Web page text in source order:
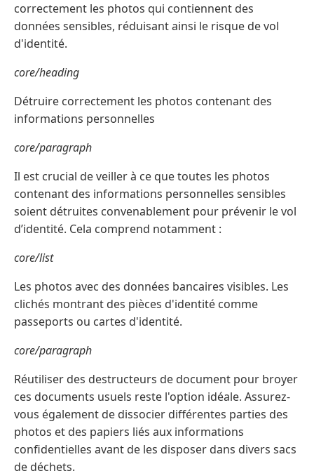
correctement les photos qui contiennent des
données sensibles, réduisant ainsi le risque de vol
d'identité.
core/heading
Détruire correctement les photos contenant des
informations personnelles
core/paragraph
Il est crucial de veiller à ce que toutes les photos
contenant des informations personnelles sensibles
soient détruites convenablement pour prévenir le vol
d’identité. Cela comprend notamment :
core/list
Les photos avec des données bancaires visibles. Les
clichés montrant des pièces d'identité comme
passeports ou cartes d'identité.
core/paragraph
Réutiliser des destructeurs de document pour broyer
ces documents usuels reste l'option idéale. Assurez-
vous également de dissocier différentes parties des
photos et des papiers liés aux informations
confidentielles avant de les disposer dans divers sacs
de déchets.